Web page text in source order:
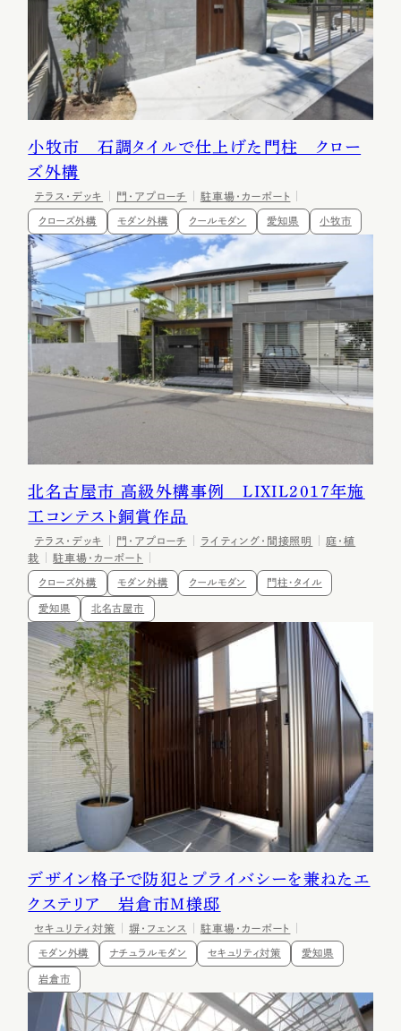
小牧市 石調タイルで仕上げた門柱 クロー
ズ外構
テラス・デッキ 門・アプローチ 駐車場・カーポート
クローズ外構 モダン外構 クールモダン 愛知県 小牧市
北名古屋市 高級外構事例 LIXIL2017年施
工コンテスト銅賞作品
テラス・デッキ 門・アプローチ ライティング・間接照明
庭・植
栽
駐車場・カーポート
クローズ外構 モダン外構 クールモダン 門柱・タイル
愛知県 北名古屋市
デザイン格子で防犯とプライバシーを兼ねたエ
クステリア 岩倉市Ｍ様邸
セキュリティ対策 塀・フェンス 駐車場・カーポート
モダン外構 ナチュラルモダン セキュリティ対策 愛知県
岩倉市